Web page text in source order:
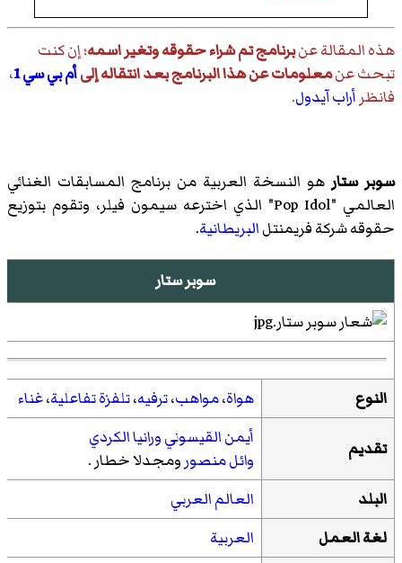
هذه المقالة عنبرنامج تم شراء حقوقه وتغير اسمه؛ إن كنت
تبحث عنمعلومات عن هذا البرنامج بعد انتقاله إلىأم بي سي 1 ،
فانظر أراب آيدول.
سوبر ستار هو النسخة العربية من برنامج المسابقات الغنائي
العالمي "Pop Idol" الذي اخترعه سيمون فيلر، وتقوم بتوزيع
حقوقه شركة فريمنتلالبريطانية.
سوبر ستار
النوع هواة،مواهب،ترفيه،تلفزة تفاعلية،غناء
تقديم أيمن القيسونيورانيا الكردي
وائل منصور ومجدلا خطار .
البلد
العالم العربي
لغة العمل
العربية